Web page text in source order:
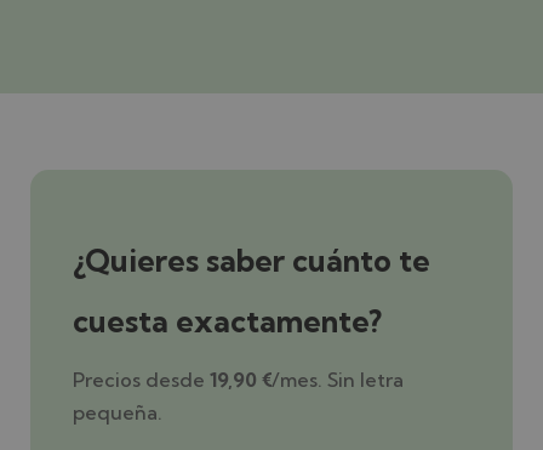
¿Quieres saber cuánto te
cuesta exactamente?
Precios desde 19,90 €/mes. Sin letra
pequeña.